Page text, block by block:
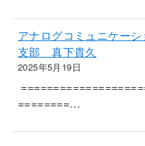
アナログコミュニケー
支部 真下貴久
2025年5月19日
========…